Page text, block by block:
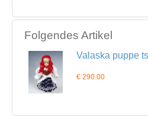
Folgendes Artikel
Valaska puppe
€ 290.00